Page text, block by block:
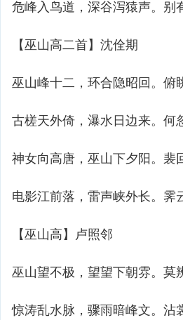
危峰入鸟道，深谷泻猿声。别
【巫山高二首】沈佺期
巫山峰十二，环合隐昭回。俯
古槎天外倚，瀑水日边来。何
神女向高唐，巫山下夕阳。裴
电影江前落，雷声峡外长。霁
【巫山高】卢照邻
巫山望不极，望望下朝雰。莫
惊涛乱水脉，骤雨暗峰文。沾